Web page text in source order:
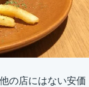
の店にはない安価